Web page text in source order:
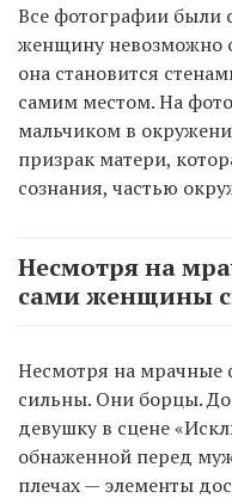
Все фотографии были
женщину невозможно
она становится
самим местом. На
мальчиком в
призрак матери,
сознания, частью
Несмотря на
сами женщины
Несмотря на
сильны. Они борцы.
девушку в сцене
обнаженной перед
плечах — элементы